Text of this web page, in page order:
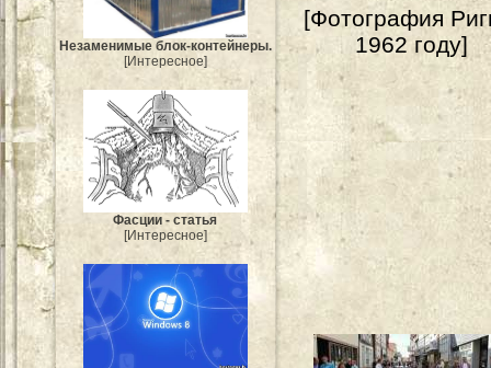
Незаменимые блок-контейнеры.
[Интересное]
Фасции - статья
[Интересное]
[Фотография
1962 году]